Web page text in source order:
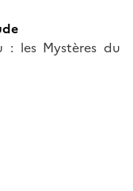
: les Mystères du